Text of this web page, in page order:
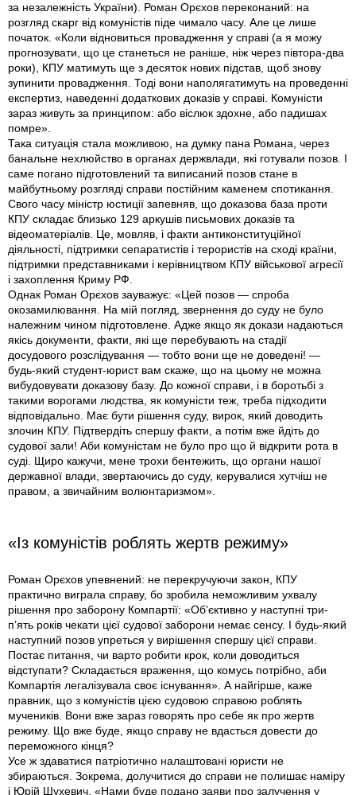
за незалежність України). Роман Орєхов переконаний: на
розгляд скарг від комуністів піде чимало часу. Але це лише
початок. «Коли відновиться провадження у справі (а я можу
прогнозувати, що це станеться не раніше, ніж через півтора-два
роки), КПУ матимуть ще з десяток нових підстав, щоб знову
зупинити провадження. Тоді вони наполягатимуть на проведенні
експертиз, наведенні додаткових доказів у справі. Комуністи
зараз живуть за принципом: або віслюк здохне, або падишах
помре».
Така ситуація стала можливою, на думку пана Романа, через
банальне нехлюйство в органах держвлади, які готували позов. І
саме погано підготовлений та виписаний позов стане в
майбутньому розгляді справи постійним каменем спотикання.
Свого часу міністр юстиції запевняв, що доказова база проти
КПУ складає близько 129 аркушів письмових доказів та
відеоматеріалів. Це, мовляв, і факти антиконституційної
діяльності, підтримки сепаратистів і терористів на сході країни,
підтримки представниками і керівництвом КПУ військової агресії
і захоплення Криму РФ.
Однак Роман Орєхов зауважує: «Цей позов — спроба
окозамилювання. На мій погляд, звернення до суду не було
належним чином підготовлене. Адже якщо як докази надаються
якісь документи, факти, які ще перебувають на стадії
досудового розслідування — тобто вони ще не доведені! —
будь-який студент-юрист вам скаже, що на цьому не можна
вибудовувати доказову базу. До кожної справи, і в боротьбі з
такими ворогами людства, як комуністи теж, треба підходити
відповідально. Має бути рішення суду, вирок, який доводить
злочин КПУ. Підтвердіть спершу факти, а потім вже йдіть до
судової зали! Аби комуністам не було про що й відкрити рота в
суді. Щиро кажучи, мене трохи бентежить, що органи нашої
державної влади, звертаючись до суду, керувалися хутчіш не
правом, а звичайним волюнтаризмом».
«Із комуністів роблять жертв режиму»
Роман Орєхов упевнений: не перекручуючи закон, КПУ
практично виграла справу, бо зробила неможливим ухвалу
рішення про заборону Компартії: «Об’єктивно у наступні три-
п’ять років чекати цієї судової заборони немає сенсу. І будь-який
наступний позов упреться у вирішення спершу цієї справи.
Постає питання, чи варто робити крок, коли доводиться
відступати? Складається враження, що комусь потрібно, аби
Компартія легалізувала своє існування». А найгірше, каже
правник, що з комуністів цією судовою справою роблять
мучеників. Вони вже зараз говорять про себе як про жертв
режиму. Що вже буде, якщо справу не вдасться довести до
переможного кінця?
Усе ж здаватися патріотично налаштовані юристи не
збираються. Зокрема, долучитися до справи не полишає наміру
і Юрій Шухевич. «Нами буде подано заяви про залучення у